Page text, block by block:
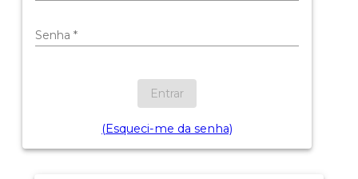
Senha *
Entrar
(Esqueci-me da senha)